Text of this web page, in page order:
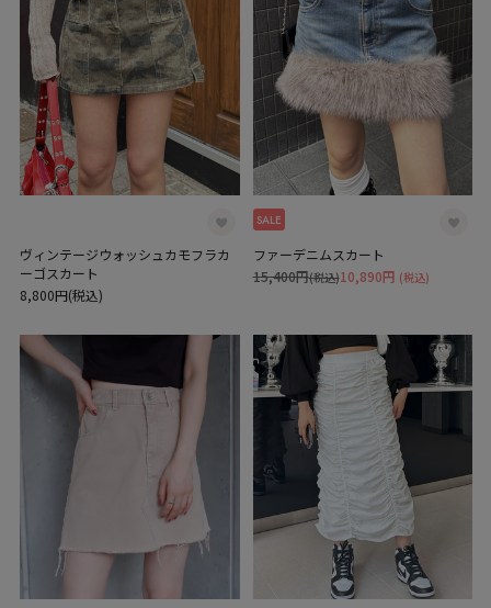
ヴィンテージウォッシュカモフラカ
ーゴスカート
8,800円(税込)
SALE
ファーデニムスカート
10,890円 (税込)
15,400円(税込)